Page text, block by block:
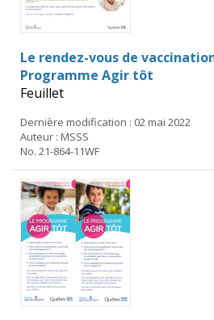
Le rendez-vous de
Programme Agir tôt
Feuillet
Dernière modification : 02 mai 2022
Auteur : MSSS
No. 21-864-11WF